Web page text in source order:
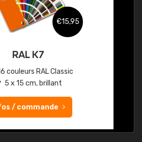
€15,95
RAL K7
couleurs RAL Classic
5 x 15 cm, brillant
/ commande